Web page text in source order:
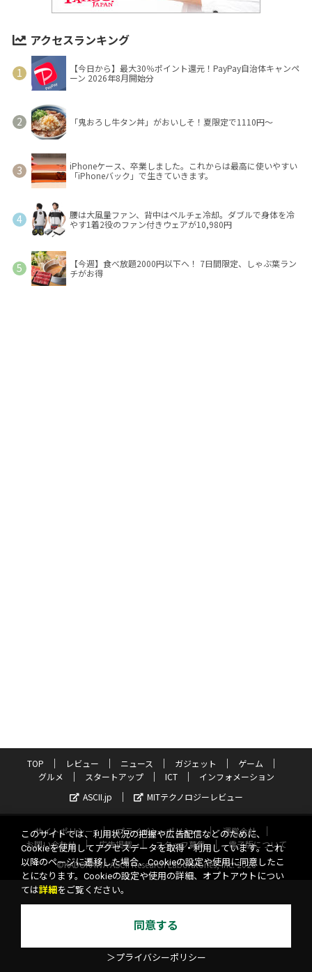
アクセスランキング
【今日から】最大30％ポイント還元！PayPay自治体キャンペ
ーン 2026年8月開始分
「鬼おろし牛タン丼」がおいしそ！夏限定で1110円～
iPhoneケース、卒業しました。これからは最高に使いやすい
「iPhoneバック」で生きていきます。
腰は大風量ファン、背中はペルチェ冷却。ダブルで身体を冷
やす1着2役のファン付きウェアが10,980円
【今週】食べ放題2000円以下へ！ 7日間限定、しゃぶ葉ラン
チがお得
TOP レビュー ニュース ガジェット
ゲーム
グルメ
スタートアップ ICT
インフォメーション
ASCII.jp
MITテクノロジーレビュー
サイトポリシー プライバシーポリシー
運営会社
お問い合わせ
広告掲載 スタッフ募集
電子版について
©KADOKAWA ASCII Research Laboratories, Inc. 2026
このサイトでは、利用状況の把握や広告配信などのために、
Cookieを使用してアクセスデータを取得・利用しています。これ
以降のページに遷移した場合、Cookieの設定や使用に同意したこ
とになります。Cookieの設定や使用の詳細、オプトアウトについ
ては詳細 をご覧ください。
同意する
＞プライバシーポリシー